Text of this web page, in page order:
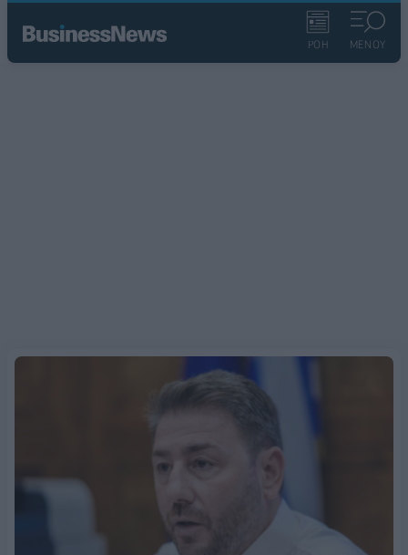
ΡΟΗ ΜΕΝΟΥ